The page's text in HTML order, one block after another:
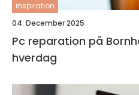
inspiration
04. December 2025
Pc reparation på
hverdag